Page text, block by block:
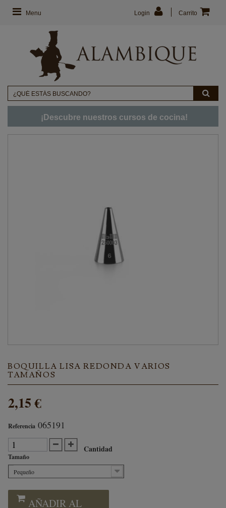
Menu Carrito
Login
¡Descubre nuestros cursos de cocina!
BOQUILLA LISA REDONDA VARIOS
TAMAÑOS
2,15 €
Referencia 065191
Cantidad
Tamaño
Pequeño
AÑADIR AL